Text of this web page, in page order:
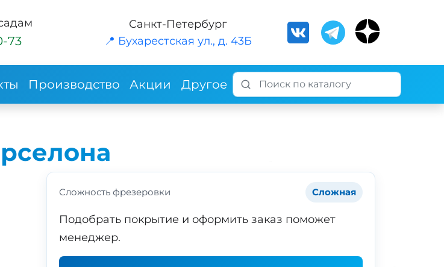
73
Санкт-Петербург
📍 Бухарестская ул., д. 43Б
Производство Акции Другое
Сложность фрезеровки Сложная
Подобрать покрытие и оформить заказ поможет
менеджер.